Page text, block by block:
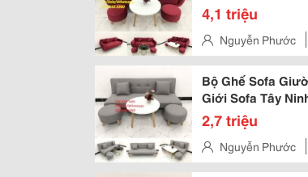
4,1 triệu
Nguyễn Phước
Hưng Hoà, Quận
Bộ Ghế Sofa
Giới Sofa Tây
2,7 triệu
Nguyễn Phước
Hưng Hoà, Quận